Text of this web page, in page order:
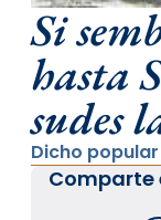
Si
hasta
sudes
Dicho popular
Comparte